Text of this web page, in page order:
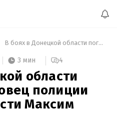
В боях в Донецкой области погиб спецназовец полиции Киевской области Максим Давыденко
3 мин 4
области
полиции
Максим